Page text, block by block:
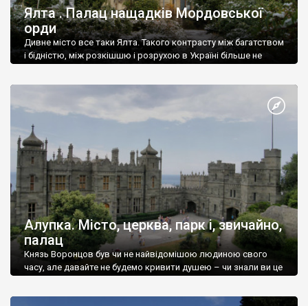
Ялта . Палац нащадків Мордовської
орди
Дивне місто все таки Ялта. Такого контрасту між багатством
і бідністю, між розкішшю і розрухою в Україні більше не
Алупка. Місто, церква, парк і, звичайно,
палац
Князь Воронцов був чи не найвідомішою людиною свого
часу, але давайте не будемо кривити душею – чи знали ви це